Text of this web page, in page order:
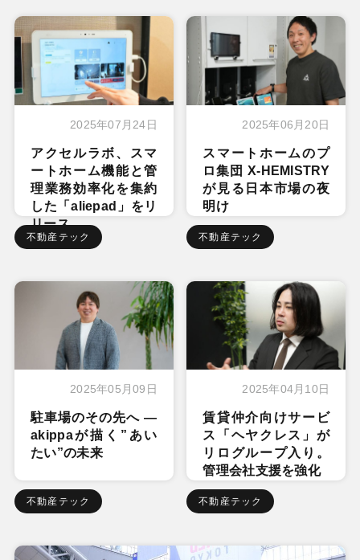
2025年07月24日
アクセルラボ、スマ
ートホーム機能と管
理業務効率化を集約
した「aliepad」をリ
リース
不動産テック
2025年06月20日
スマートホームのプ
ロ集団 X-HEMISTRY
が見る日本市場の夜
明け
不動産テック
2025年05月09日
駐車場のその先へ ―
akippaが描く”あい
たい”の未来
不動産テック
2025年04月10日
賃貸仲介向けサービ
ス「ヘヤクレス」が
リログループ入り。
管理会社支援を強化
不動産テック